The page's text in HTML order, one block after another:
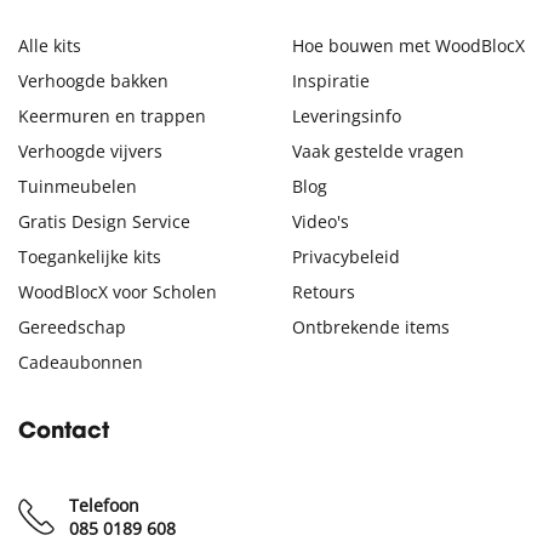
Alle kits
Verhoogde bakken
Keermuren en trappen
Verhoogde vijvers
Tuinmeubelen
Gratis Design Service
Toegankelijke kits
WoodBlocX voor Scholen
Gereedschap
Cadeaubonnen
Hoe bouwen met WoodBlocX
Inspiratie
Leveringsinfo
Vaak gestelde vragen
Blog
Video's
Privacybeleid
Retours
Ontbrekende items
Contact
Telefoon
085 0189 608